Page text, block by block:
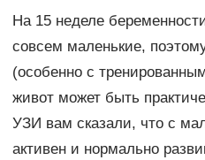
На 15 неделе
совсем маленькие,
(особенно с
живот может быть
УЗИ вам сказали, что с
активен и нормально